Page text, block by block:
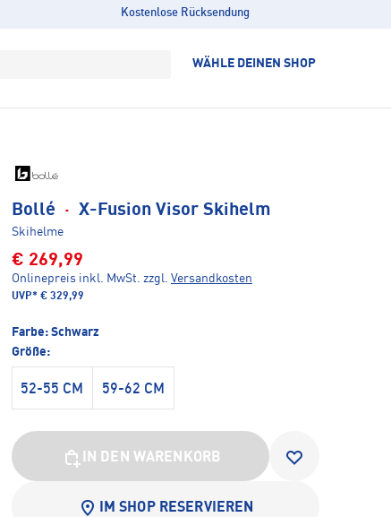
Kostenlose Rücksendung
WÄHLE DEINEN SHOP
Bollé · X-Fusion Visor Skihelm
Skihelme
€ 269,99
Onlinepreis inkl. MwSt. zzgl. Versandkosten
UVP* € 329,99
Farbe: Schwarz
Größe:
52-55 CM 59-62 CM
IN DEN WARENKORB
IM SHOP RESERVIEREN